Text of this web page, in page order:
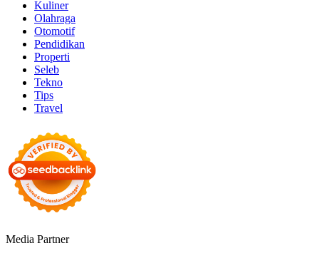
Kuliner
Olahraga
Otomotif
Pendidikan
Properti
Seleb
Tekno
Tips
Travel
Media Partner